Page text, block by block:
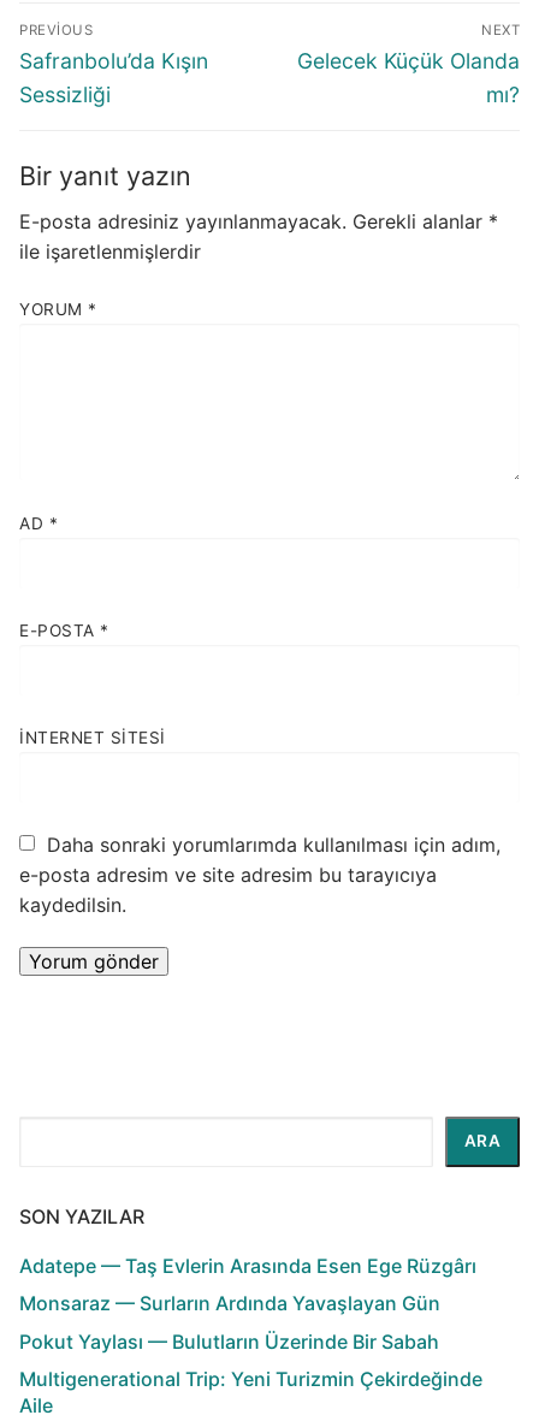
Yazı
gezinmesi
PREVIOUS
Previous
post:
Safranbolu’da Kışın
Sessizliği
NEXT
Next
Gelecek Küçük Olanda
mı?
Bir yanıt yazın
E-posta adresiniz yayınlanmayacak. Gerekli alanlar *
ile işaretlenmişlerdir
YORUM *
AD *
E-POSTA *
İNTERNET SITESI
Daha sonraki yorumlarımda kullanılması için adım,
e-posta adresim ve site adresim bu tarayıcıya
kaydedilsin.
ARA
SON YAZILAR
Adatepe — Taş Evlerin Arasında Esen Ege Rüzgârı
Monsaraz — Surların Ardında Yavaşlayan Gün
Pokut Yaylası — Bulutların Üzerinde Bir Sabah
Multigenerational Trip: Yeni Turizmin Çekirdeğinde
Aile